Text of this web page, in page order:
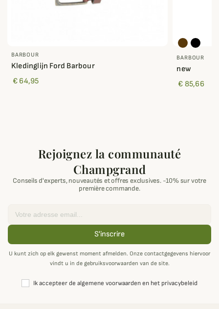
BARBOUR
Kledinglijn Ford Barbour
€ 64,95
BARBOUR
new
€ 85,66
Rejoignez la communauté
Champgrand
Conseils d'experts, nouveautés et offres exclusives. -10% sur votre
première commande.
S'inscrire
U kunt zich op elk gewenst moment afmelden. Onze contactgegevens hiervoor
vindt u in de gebruiksvoorwaarden van de site.
Ik accepteer de algemene voorwaarden en het privacybeleid